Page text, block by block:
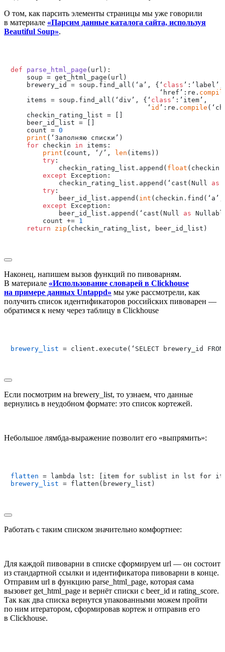
О том, как парсить элементы страницы мы уже говорили
в материале «Парсим данные каталога сайта, используя
Beautiful Soup».
def parse_html_page ( url ):
    soup = get_html_page(url)
    brewery_id = soup.find_all(‘a’, {‘
class ’:’label’,
                                     ‘href’:re.
    items = soup.find_all(‘div’, {‘
class ’:’item’,
                                  ‘
id ’:re. compile
    checkin_rating_list = []
    beer_id_list = []
    count =
0
print (‘Заполняю списки’)
for checkin in items:
print (count, ‘/’, len (items))
try :
            checkin_rating_list.append(
float
except Exception:
            checkin_rating_list.append(‘cast(Null
as
try :
            beer_id_list.append(
int
except Exception:
            beer_id_list.append(‘cast(Null
as
        count +=
1
return
zip (checkin_rating_list, beer_id_list)
Наконец, напишем вызов функций по пивоварням.
В материале «Использование словарей в Clickhouse
на примере данных Untappd» мы уже рассмотрели, как
получить список идентификаторов российских пивоварен —
обратимся к нему через таблицу в Clickhouse
brewery_list = client.execute(‘SELECT brewery_id
Если посмотрим на brewery_list, то узнаем, что данные
вернулись в неудобном формате: это список кортежей.
Небольшое лямбда-выражение позволит его «выпрямить»:
flatten
brewery_list = flatten(brewery_list)
Работать с таким списком значительно комфортнее:
Для каждой пивоварни в списке сформируем url — он состоит
из стандартной ссылки и идентификатора пивоварни в конце.
Отправим url в функцию parse_html_page, которая сама
вызовет get_html_page и вернёт списки с beer_id и rating_score.
Так как два списка вернутся упакованными можем пройти
по ним итератором, сформировав кортеж и отправив его
в Clickhouse.